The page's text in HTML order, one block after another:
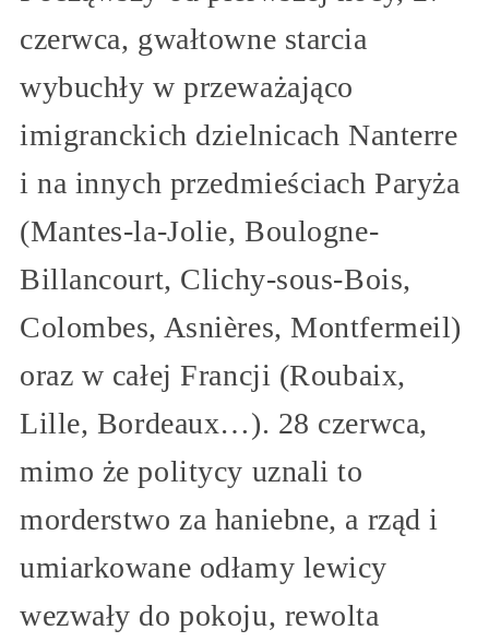
czerwca, gwałtowne starcia
wybuchły w przeważająco
imigranckich dzielnicach Nanterre
i na innych przedmieściach Paryża
(Mantes-la-Jolie, Boulogne-
Billancourt, Clichy-sous-Bois,
Colombes, Asnières, Montfermeil)
oraz w całej Francji (Roubaix,
Lille, Bordeaux…). 28 czerwca,
mimo że politycy uznali to
morderstwo za haniebne, a rząd i
umiarkowane odłamy lewicy
wezwały do pokoju, rewolta